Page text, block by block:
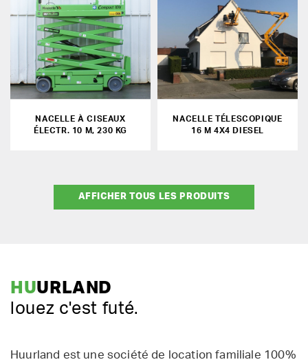
NACELLE À CISEAUX
ÉLECTR. 10 M, 230 KG
NACELLE TÉLESCOPIQUE
16 M 4X4 DIESEL
AFFICHER TOUS LES PRODUITS
HUURLAND
louez c'est futé.
Huurland est une société de location familiale 100%